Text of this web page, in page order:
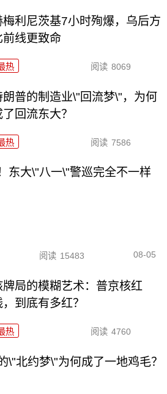
梅利尼茨基7小时殉爆，乌后方
前线更致命
热 阅读 8069
朗普的制造业\"回流梦\"，为何
了回流东大？
热 阅读 7586
东大\"八一\"警巡完全不一样
阅读 15483 08-05
牌局的模糊艺术：普京核红
，到底有多红？
热 阅读 4760
\"北约梦\"为何成了一地鸡毛？